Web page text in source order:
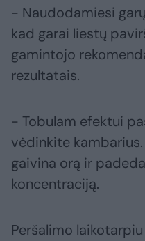
- Naudodamiesi
kad garai liestų
gamintojo
rezultatais.
- Tobulam efektui
vėdinkite
gaivina orą ir
koncentraciją.
Peršalimo